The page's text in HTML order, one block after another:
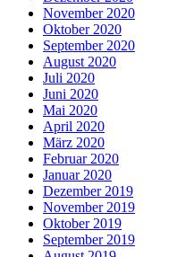
November 2020
Oktober 2020
September 2020
August 2020
Juli 2020
Juni 2020
Mai 2020
April 2020
März 2020
Februar 2020
Januar 2020
Dezember 2019
November 2019
Oktober 2019
September 2019